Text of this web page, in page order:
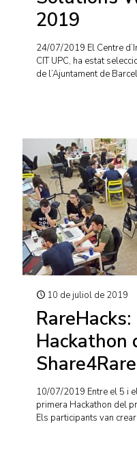
2019
24/07/2019 El Centre
CIT UPC, ha estat
de l’Ajuntament de
10 de juliol de 2019
Hackathon
Share4Rare
10/07/2019 Entre el 5 i
primera Hackathon del
Els participants van